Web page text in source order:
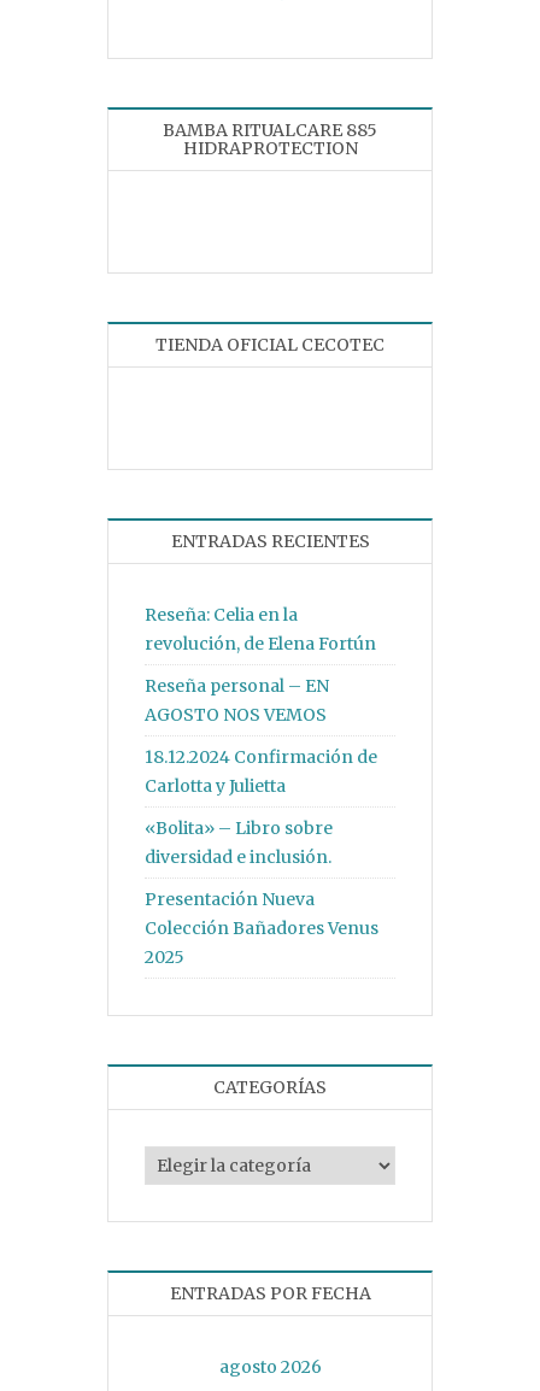
BAMBA RITUALCARE 885
HIDRAPROTECTION
TIENDA OFICIAL CECOTEC
ENTRADAS RECIENTES
Reseña: Celia en la
revolución, de Elena Fortún
Reseña personal – EN
AGOSTO NOS VEMOS
18.12.2024 Confirmación de
Carlotta y Julietta
«Bolita» – Libro sobre
diversidad e inclusión.
Presentación Nueva
Colección Bañadores Venus
2025
CATEGORÍAS
Categorías
ENTRADAS POR FECHA
agosto 2026